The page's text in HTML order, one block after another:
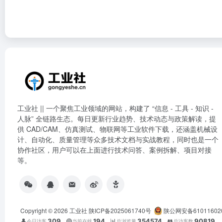
工业社 || 一个聚焦工业领域的网站，构建了 “信息 - 工具 - 知识 -
人脉” 全链路生态。每日更新行业趋势、技术动态与政策解读，提
供 CAD/CAM、仿真测试、物联网等工业软件下载，还涵盖机械设
计、自动化、质量管理等众多技术文档与实战教程，同时也是一个
协作社区，用户可以在上面进行技术问答、案例拆解、项目对接
等。
Copyright © 2026 工业社 陕ICP备2025061740号 陕公网安备